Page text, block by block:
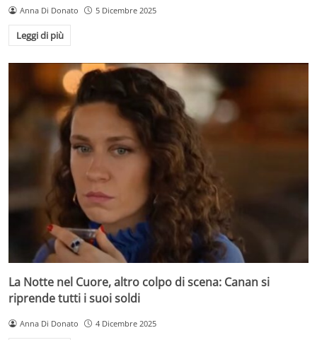
Anna Di Donato 5 Dicembre 2025
Leggi di più
La Notte nel Cuore, altro colpo di scena: Canan si
riprende tutti i suoi soldi
Anna Di Donato 4 Dicembre 2025